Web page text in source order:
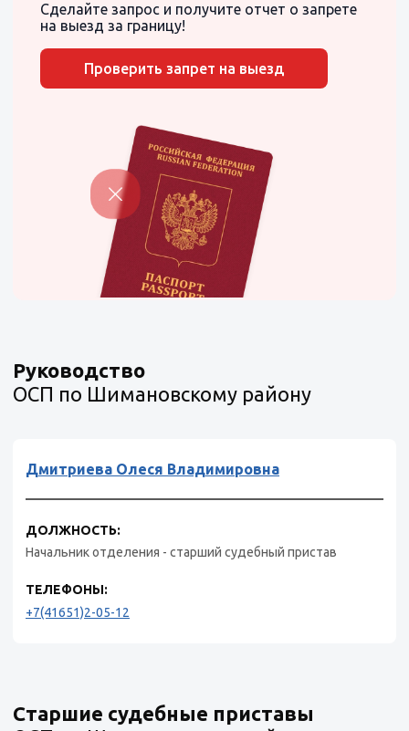
Сделайте запрос и получите отчет о запрете
на выезд за границу!
Проверить запрет на выезд
Руководство
ОСП по Шимановскому району
Дмитриева Олеся Владимировна
ДОЛЖНОСТЬ:
Начальник отделения - старший судебный пристав
ТЕЛЕФОНЫ:
+7(41651)2-05-12
Старшие судебные приставы